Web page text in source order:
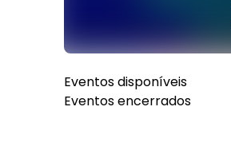
Eventos disponíveis
Eventos encerrados